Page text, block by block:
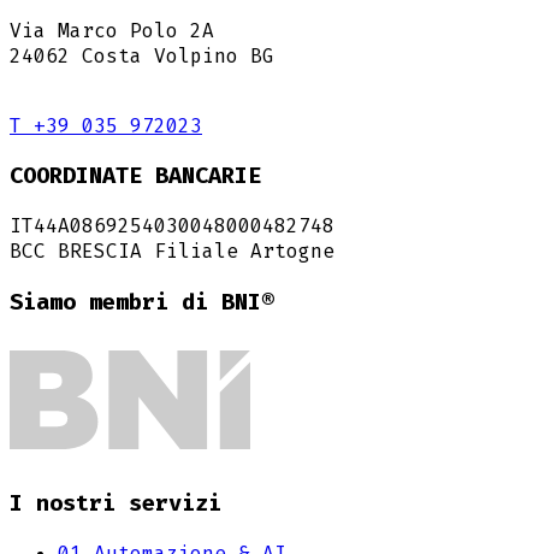
Via Marco Polo 2A
24062 Costa Volpino BG
T +39 035 972023
COORDINATE BANCARIE
IT44A0869254030048000482748
BCC BRESCIA Filiale Artogne
Siamo membri di BNI®
I nostri servizi